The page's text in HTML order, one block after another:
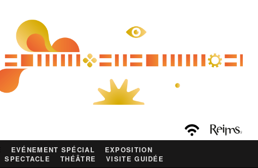
EVÉNEMENT SPÉCIAL
EXPOSITION
SPECTACLE THÉÂTRE VISITE GUIDÉE